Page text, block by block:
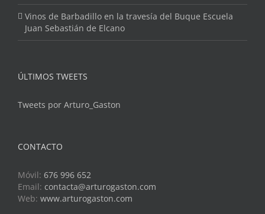
Vinos de Barbadillo en la travesía del Buque Escuela
Juan Sebastián de Elcano
ÚLTIMOS TWEETS
Tweets por Arturo_Gaston
CONTACTO
Móvil: 676 996 652
Email: contacta@arturogaston.com
Web: www.arturogaston.com